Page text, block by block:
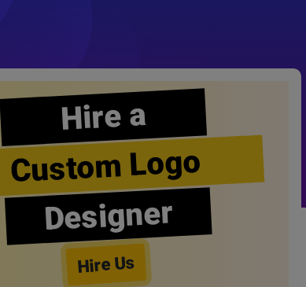
Hire a
Custom Logo
Designer
Hire Us